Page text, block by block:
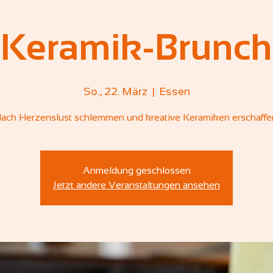
Keramik-Brunch
So., 22. März
  |
Essen
Herzenslust schlemmen und kreative Keramiken
Anmeldung geschlossen
Jetzt andere Veranstaltungen ansehen